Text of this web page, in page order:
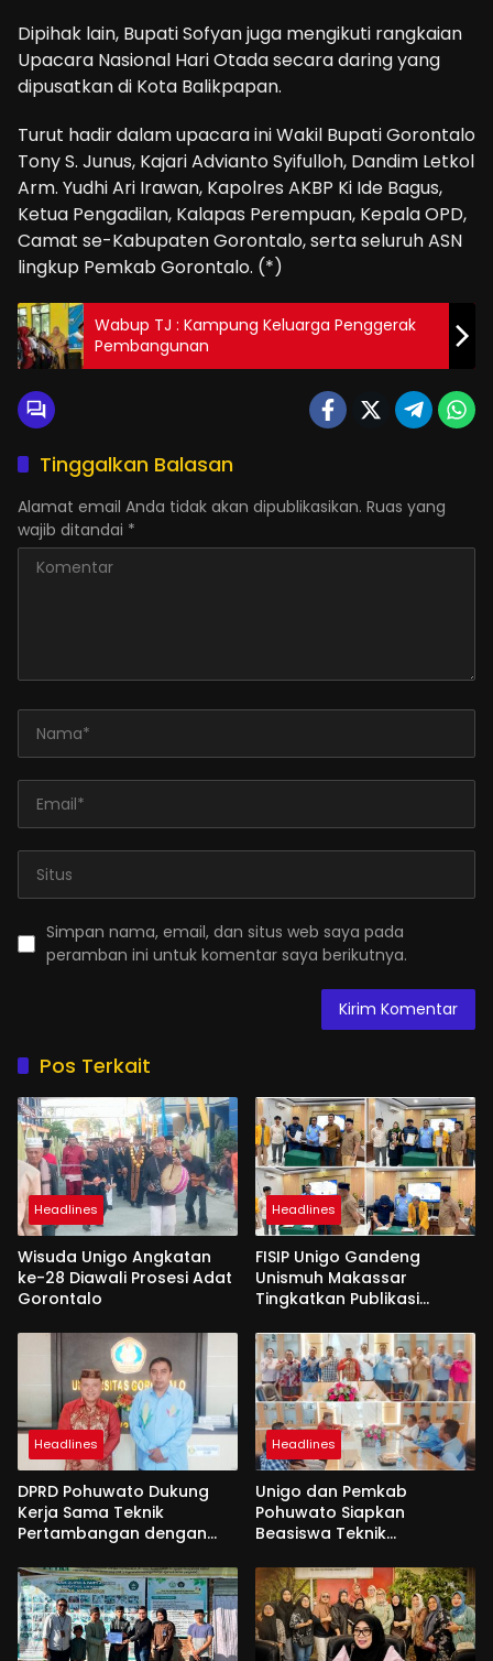
Dipihak lain, Bupati Sofyan juga mengikuti rangkaian
Upacara Nasional Hari Otada secara daring yang
dipusatkan di Kota Balikpapan.
Turut hadir dalam upacara ini Wakil Bupati Gorontalo
Tony S. Junus, Kajari Advianto Syifulloh, Dandim Letkol
Arm. Yudhi Ari Irawan, Kapolres AKBP Ki Ide Bagus,
Ketua Pengadilan, Kalapas Perempuan, Kepala OPD,
Camat se-Kabupaten Gorontalo, serta seluruh ASN
lingkup Pemkab Gorontalo. (*)
Wabup TJ : Kampung Keluarga Penggerak
Pembangunan
Tinggalkan Balasan
Alamat email Anda tidak akan dipublikasikan. Ruas yang
wajib ditandai *
Simpan nama, email, dan situs web saya pada
peramban ini untuk komentar saya berikutnya.
Pos Terkait
Headlines
Wisuda Unigo Angkatan
ke-28 Diawali Prosesi Adat
Gorontalo
Headlines
FISIP Unigo Gandeng
Unismuh Makassar
Tingkatkan Publikasi
Headlines
DPRD Pohuwato Dukung
Kerja Sama Teknik
Pertambangan dengan
Headlines
Unigo dan Pemkab
Pohuwato Siapkan
Beasiswa Teknik